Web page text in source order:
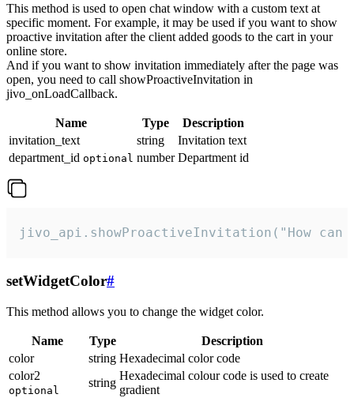
This method is used to open chat window with a custom text at
specific moment. For example, it may be used if you want to show
proactive invitation after the client added goods to the cart in your
online store.
And if you want to show invitation immediately after the page was
open, you need to call showProactiveInvitation in
jivo_onLoadCallback.
Name Type
Description
invitation_text
string
Invitation text
department_id optional number Department id
jivo_api.showProactiveInvitation("How
setWidgetColor#
This method allows you to change the widget color.
Name Type
Description
color
string Hexadecimal color code
color2
optional
string
Hexadecimal colour code is used to create
gradient